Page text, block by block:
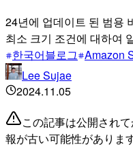
24년에 업데이트 된 범용
최소 크기 조건에 대하여
한국어블로그 Amazon
Lee Sujae
2024.11.05
この記事は公開され
報が古い可能性がありま